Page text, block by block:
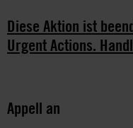
Diese Aktion ist
Urgent Actions.
Appell an